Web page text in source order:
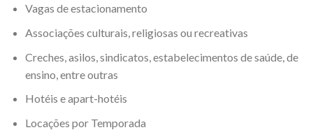
Vagas de estacionamento
Associações culturais, religiosas ou recreativas
Creches, asilos, sindicatos, estabelecimentos de saúde, de
ensino, entre outras
Hotéis e apart-hotéis
Locações por Temporada